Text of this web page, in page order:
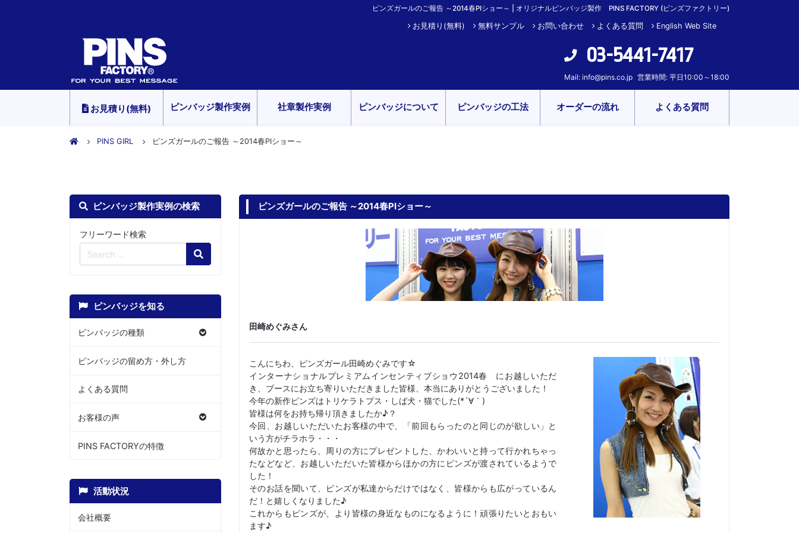
ピンズガールのご報告 ～2014春PIショー～ | オリジナルピンバッジ製作 PINS FACTORY (ピンズファクトリー)
お見積り(無料) 無料サンプル お問い合わせ よくある質問 English Web Site
03-5441-7417
Mail: info@pins.co.jp 営業時間: 平日10:00～18:00
お見積り(無料) ピンバッジ製作実例 社章製作実例 ピンバッジについて ピンバッジの工法 オーダーの流れ よくある質問
PINS GIRL ピンズガールのご報告 ～2014春PIショー～
ピンバッジ製作実例の検索
フリーワード検索
Search
ピンバッジを知る
ピンバッジの種類
ピンバッジの留め方・外し方
よくある質問
お客様の声
PINS FACTORYの特徴
活動状況
会社概要
ピンズガールのご報告 ～2014春PIショー～
田崎めぐみさん
こんにちわ、ピンズガール田崎めぐみです☆
インターナショナルプレミアムインセンティブショウ2014春 にお越しいただ
き、ブースにお立ち寄りいただきました皆様、本当にありがとうございました！
今年の新作ピンズはトリケラトプス・しば犬・猫でした(*´∀｀)
皆様は何をお持ち帰り頂きましたか♪？
今回、お越しいただいたお客様の中で、「前回もらったのと同じのが欲しい」と
いう方がチラホラ・・・
何故かと思ったら、周りの方にプレゼントした、かわいいと持って行かれちゃっ
たなどなど、お越しいただいた皆様からほかの方にピンズが渡されているようで
した！
そのお話を聞いて、ピンズが私達からだけではなく、皆様からも広がっているん
だ！と嬉しくなりました♪
これからもピンズが、より皆様の身近なものになるように！頑張りたいとおもい
ます♪